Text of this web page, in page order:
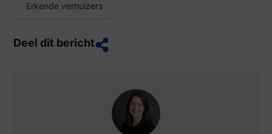
Erkende verhuizers
Deel dit bericht